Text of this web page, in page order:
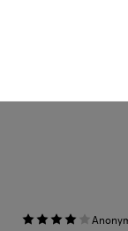
Preciosos cómodos